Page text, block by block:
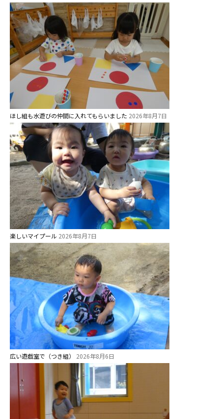
ほし組も水遊びの仲間に入れてもらいました 2026年8月7日
楽しいマイプール 2026年8月7日
広い遊戯室で（つき組） 2026年8月6日
今日の幼稚園
園児募集要項
教職員募集
園のこと
園舎案内
安⼼・安全対策
給⾷
課外教室
理事長のことば
教育と保育
美⽊多幼稚園の理想
園の1⽇
年間⾏事
預かり保育［ヒラソル ]
美⽊多チコス
美⽊多チコスについて
美⽊多チコスブログ
未就園児クラス
0歳親子登園［マカロンクラス ]
1歳・2歳親子登園［マリポサクラ